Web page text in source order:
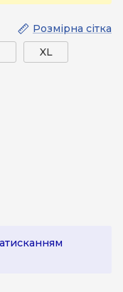
Розмірна сітка
XL